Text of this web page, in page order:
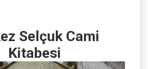
Selçuk Cami
Kitabesi